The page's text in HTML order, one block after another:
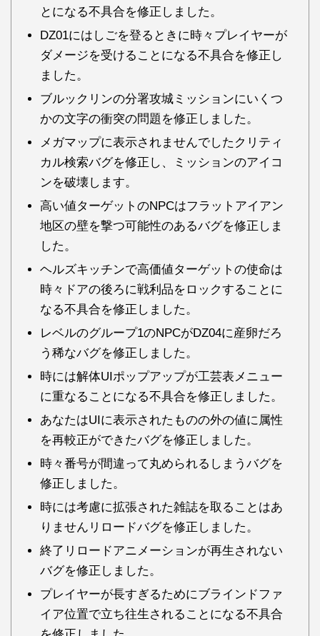
とになる不具合を修正しました。
DZ01にはしごを登るときに時々プレイヤーが
ダメージを受けることになる不具合を修正し
ました。
ブルックリンの分署攻城ミッションにいくつ
かの文字の衝突の問題を修正しました。
メガマップに表示されませんでしたクリティ
カル検索バグを修正し、ミッションのアイコ
ンを破壊します。
高い値ターゲットのNPCはフラットアイアン
地区の壁を撃つ可能性のあるバグを修正しま
した。
ヘルズキッチンで高価値ターゲットの使命は
時々ドアの後ろに戦利品をロックすることに
なる不具合を修正しました。
レベルのグループ1のNPCがDZ04に産卵だろ
う稀なバグを修正しました。
時には解体UIポップアップが工芸表メニュー
に重なることになる不具合を修正しました。
あなたはUIに表示されたものの外の値に属性
を再較正ができたバグを修正しました。
時々番号が間違って丸められるしまうバグを
修正しました。
時には考慮に拡張された雑誌を取ることはあ
りませんリロードバグを修正しました。
終了リロードアニメーションが再生されない
バグを修正しました。
プレイヤーが長すぎるためにブラインドファ
イア位置で立ち往生されることになる不具合